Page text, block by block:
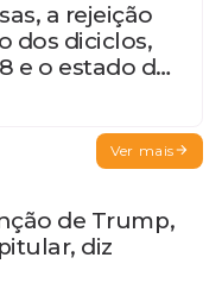
a rejeição
dos diciclos,
e o estado de
Ver mais
de Trump,
diz